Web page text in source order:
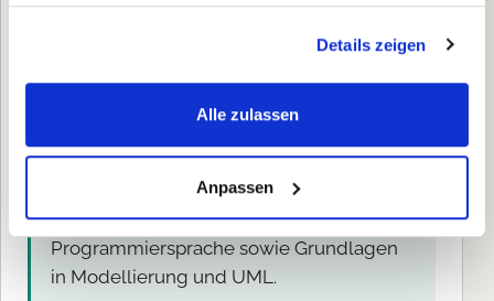
Details zeigen
Alle zulassen
Anpassen
iSAQB empfiehlt mindestens 18 Monate
Praxis in der Softwareentwicklung,
Kenntnisse einer höheren
Programmiersprache sowie Grundlagen
in Modellierung und UML.